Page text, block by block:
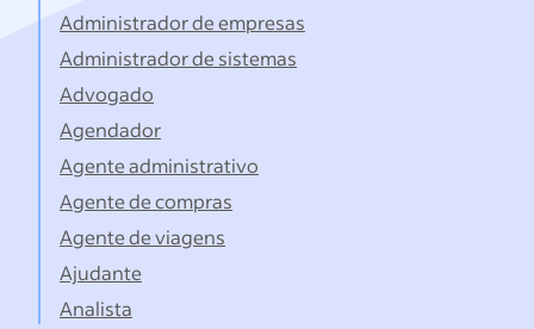
Administrador de empresas
Administrador de sistemas
Advogado
Agendador
Agente administrativo
Agente de compras
Agente de viagens
Ajudante
Analista